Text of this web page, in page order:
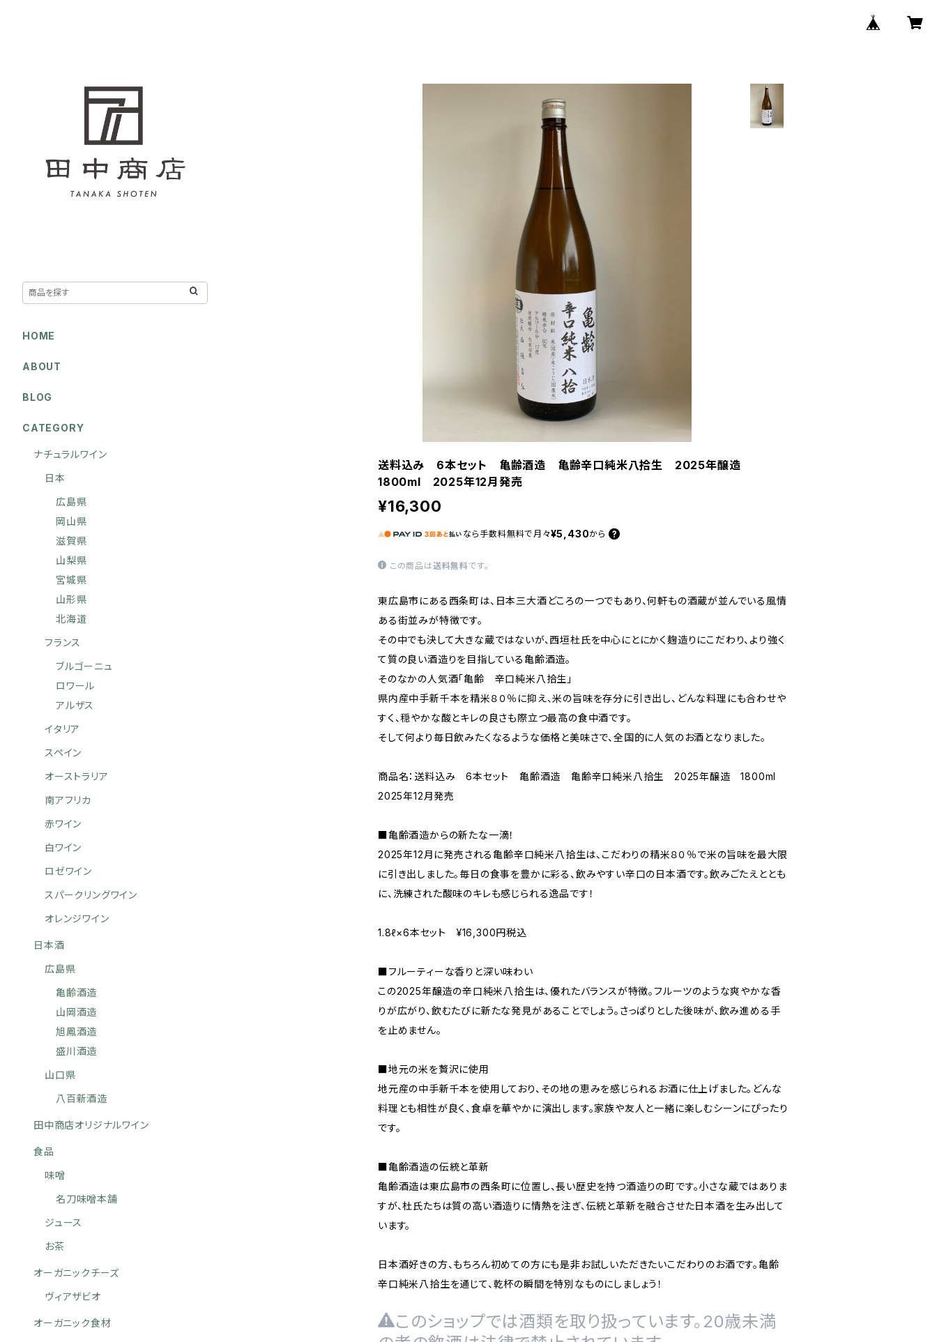
送料込み 6本セット 亀齢酒造 亀齢辛口純米八拾生 2025年醸造
1800ml 2025年12月発売
¥16,300
なら 手数料無料で 月々¥5,430から
この商品は送料無料です。
東広島市にある西条町は、日本三大酒どころの一つでもあり、何軒もの酒蔵が並んでいる風情
ある街並みが特徴です。
その中でも決して大きな蔵ではないが、西垣杜氏を中心にとにかく麹造りにこだわり、より強く
て質の良い酒造りを目指している亀齢酒造。
そのなかの人気酒「亀齢 辛口純米八拾生」
県内産中手新千本を精米８０％に抑え、米の旨味を存分に引き出し、どんな料理にも合わせや
すく、穏やかな酸とキレの良さも際立つ最高の食中酒です。
そして何より毎日飲みたくなるような価格と美味さで、全国的に人気のお酒となりました。
商品名：送料込み 6本セット 亀齢酒造 亀齢辛口純米八拾生 2025年醸造 1800ml
2025年12月発売
■亀齢酒造からの新たな一滴！
2025年12月に発売される亀齢辛口純米八拾生は、こだわりの精米８０％で米の旨味を最大限
に引き出しました。毎日の食事を豊かに彩る、飲みやすい辛口の日本酒です。飲みごたえととも
に、洗練された酸味のキレも感じられる逸品です！
1.8ℓ×6本セット ¥16,300円税込
■フルーティーな香りと深い味わい
この2025年醸造の辛口純米八拾生は、優れたバランスが特徴。フルーツのような爽やかな香
りが広がり、飲むたびに新たな発見があることでしょう。さっぱりとした後味が、飲み進める手
を止めません。
■地元の米を贅沢に使用
地元産の中手新千本を使用しており、その地の恵みを感じられるお酒に仕上げました。どんな
料理とも相性が良く、食卓を華やかに演出します。家族や友人と一緒に楽しむシーンにぴったり
です。
■亀齢酒造の伝統と革新
亀齢酒造は東広島市の西条町に位置し、長い歴史を持つ酒造りの町です。小さな蔵ではありま
すが、杜氏たちは質の高い酒造りに情熱を注ぎ、伝統と革新を融合させた日本酒を生み出して
います。
日本酒好きの方、もちろん初めての方にも是非お試しいただきたいこだわりのお酒です。亀齢
辛口純米八拾生を通じて、乾杯の瞬間を特別なものにしましょう！
このショップでは酒類を取り扱っています。20歳未満
HOME
ABOUT
BLOG
CATEGORY
ナチュラルワイン
日本
広島県
岡山県
滋賀県
山梨県
宮城県
山形県
北海道
フランス
ブルゴーニュ
ロワール
アルザス
イタリア
スペイン
オーストラリア
南アフリカ
赤ワイン
白ワイン
ロゼワイン
スパークリングワイン
オレンジワイン
日本酒
広島県
亀齢酒造
山岡酒造
旭鳳酒造
盛川酒造
山口県
八百新酒造
田中商店オリジナルワイン
食品
味噌
名刀味噌本舗
ジュース
お茶
オーガニックチーズ
ヴィアザビオ
オーガニック食材